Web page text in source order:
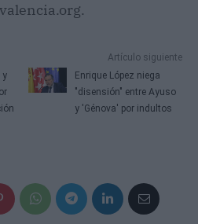
y
Artículo siguiente
Enrique López niega
"disensión" entre Ayuso
y 'Génova' por indultos